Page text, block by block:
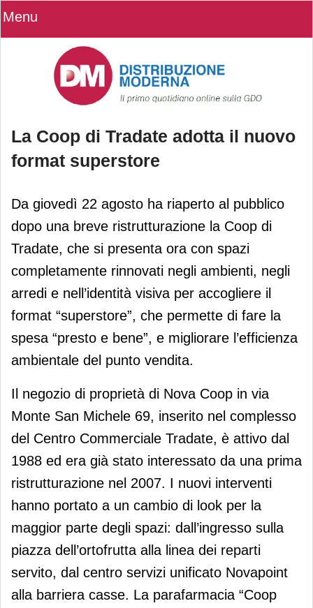
Menu
La Coop di Tradate adotta il nuovo
format superstore
La Coop di Tradate adotta il nuovo
format superstore
Da giovedì 22 agosto ha riaperto al pubblico
dopo una breve ristrutturazione la Coop di
Tradate, che si presenta ora con spazi
completamente rinnovati negli ambienti, negli
arredi e nell’identità visiva per accogliere il
format “superstore”, che permette di fare la
spesa “presto e bene”, e migliorare l’efficienza
ambientale del punto vendita.
Il negozio di proprietà di Nova Coop in via
Monte San Michele 69, inserito nel complesso
del Centro Commerciale Tradate, è attivo dal
1988 ed era già stato interessato da una prima
ristrutturazione nel 2007. I nuovi interventi
hanno portato a un cambio di look per la
maggior parte degli spazi: dall’ingresso sulla
piazza dell’ortofrutta alla linea dei reparti
servito, dal centro servizi unificato Novapoint
alla barriera casse. La parafarmacia “Coop